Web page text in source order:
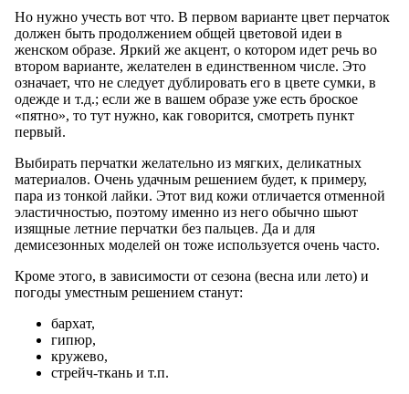
Но нужно учесть вот что. В первом варианте цвет перчаток
должен быть продолжением общей цветовой идеи в
женском образе. Яркий же акцент, о котором идет речь во
втором варианте, желателен в единственном числе. Это
означает, что не следует дублировать его в цвете сумки, в
одежде и т.д.; если же в вашем образе уже есть броское
«пятно», то тут нужно, как говорится, смотреть пункт
первый.
Выбирать перчатки желательно из мягких, деликатных
материалов. Очень удачным решением будет, к примеру,
пара из тонкой лайки. Этот вид кожи отличается отменной
эластичностью, поэтому именно из него обычно шьют
изящные летние перчатки без пальцев. Да и для
демисезонных моделей он тоже используется очень часто.
Кроме этого, в зависимости от сезона (весна или лето) и
погоды уместным решением станут:
бархат,
гипюр,
кружево,
стрейч-ткань и т.п.